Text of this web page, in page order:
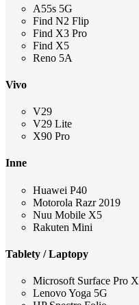
A55s 5G
Find N2 Flip
Find X3 Pro
Find X5
Reno 5A
Vivo
V29
V29 Lite
X90 Pro
Inne
Huawei P40
Motorola Razr 2019
Nuu Mobile X5
Rakuten Mini
Tablety / Laptopy
Microsoft Surface Pro X
Lenovo Yoga 5G